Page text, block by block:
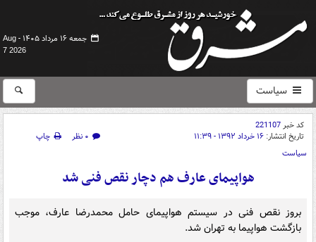
جمعه ۱۶ مرداد ۱۴۰۵ -
Aug
7 2026
سیاست
کد خبر221107
تاریخ انتشار: ۱۶ خرداد ۱۳۹۲ - ۱۱:۳۹ ۰ نظر
چاپ
سیاست
هواپیمای عارف هم دچار نقص فنی شد
بروز نقص فنی در سیستم هواپیمای حامل محمدرضا عارف، موجب
بازگشت هواپیما به تهران شد.